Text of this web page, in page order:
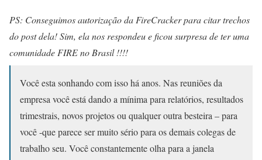
PS: Conseguimos autorização da FireCracker para citar trechos
do post dela! Sim, ela nos respondeu e ficou surpresa de ter uma
comunidade FIRE no Brasil !!!!
Você esta sonhando com isso há anos. Nas reuniões da
empresa você está dando a mínima para relatórios, resultados
trimestrais, novos projetos ou qualquer outra besteira – para
você -que parece ser muito sério para os demais colegas de
trabalho seu. Você constantemente olha para a janela